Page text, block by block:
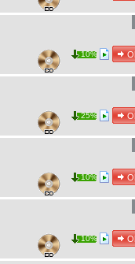
10%
25%
10%
10%